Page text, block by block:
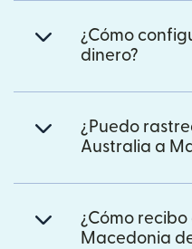
¿Cómo
dinero?
¿Puedo
Australia a
¿Cómo
Macedonia